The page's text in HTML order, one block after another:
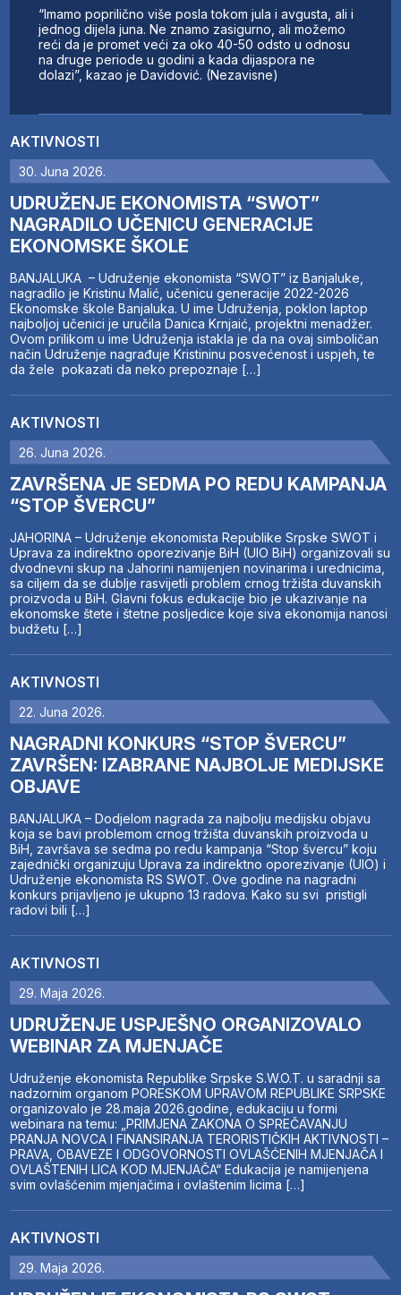
AKTIVNOSTI
30. Juna 2026.
UDRUŽENJE EKONOMISTA “SWOT”
NAGRADILO UČENICU GENERACIJE
EKONOMSKE ŠKOLE
BANJALUKA – Udruženje ekonomista “SWOT” iz Banjaluke,
nagradilo je Kristinu Malić, učenicu generacije 2022-2026
Ekonomske škole Banjaluka. U ime Udruženja, poklon laptop
najboljoj učenici je uručila Danica Krnjaić, projektni menadžer.
Ovom prilikom u ime Udruženja istakla je da na ovaj simboličan
način Udruženje nagrađuje Kristininu posvećenost i uspjeh, te
da žele pokazati da neko prepoznaje […]
AKTIVNOSTI
26. Juna 2026.
ZAVRŠENA JE SEDMA PO REDU KAMPANJA
“STOP ŠVERCU”
JAHORINA – Udruženje ekonomista Republike Srpske SWOT i
Uprava za indirektno oporezivanje BiH (UIO BiH) organizovali su
dvodnevni skup na Jahorini namijenjen novinarima i urednicima,
sa ciljem da se dublje rasvijetli problem crnog tržišta duvanskih
proizvoda u BiH. Glavni fokus edukacije bio je ukazivanje na
ekonomske štete i štetne posljedice koje siva ekonomija nanosi
budžetu […]
AKTIVNOSTI
22. Juna 2026.
NAGRADNI KONKURS “STOP ŠVERCU”
ZAVRŠEN: IZABRANE NAJBOLJE MEDIJSKE
OBJAVE
BANJALUKA – Dodjelom nagrada za najbolju medijsku objavu
koja se bavi problemom crnog tržišta duvanskih proizvoda u
BiH, završava se sedma po redu kampanja “Stop švercu” koju
zajednički organizuju Uprava za indirektno oporezivanje (UIO) i
Udruženje ekonomista RS SWOT. Ove godine na nagradni
konkurs prijavljeno je ukupno 13 radova. Kako su svi pristigli
radovi bili […]
AKTIVNOSTI
29. Maja 2026.
UDRUŽENJE USPJEŠNO ORGANIZOVALO
WEBINAR ZA MJENJAČE
Udruženje ekonomista Republike Srpske S.W.O.T. u saradnji sa
nadzornim organom PORESKOM UPRAVOM REPUBLIKE SRPSKE
organizovalo je 28.maja 2026.godine, edukaciju u formi
webinara na temu: „PRIMJENA ZAKONA O SPREČAVANJU
PRANJA NOVCA I FINANSIRANJA TERORISTIČKIH AKTIVNOSTI –
PRAVA, OBAVEZE I ODGOVORNOSTI OVLAŠĆENIH MJENJAČA I
OVLAŠTENIH LICA KOD MJENJAČA“ Edukacija je namijenjena
svim ovlašćenim mjenjačima i ovlaštenim licima […]
AKTIVNOSTI
29. Maja 2026.
“Imamo poprilično više posla tokom jula i avgusta, ali i
jednog dijela juna. Ne znamo zasigurno, ali možemo
reći da je promet veći za oko 40-50 odsto u odnosu
na druge periode u godini a kada dijaspora ne
dolazi”, kazao je Davidović. (Nezavisne)